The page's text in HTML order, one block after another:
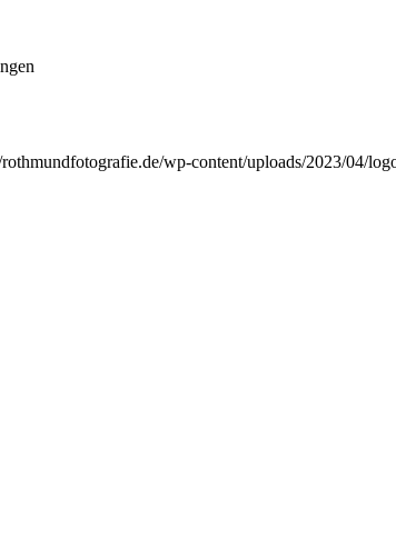
wp-content/uploads/2023/04/